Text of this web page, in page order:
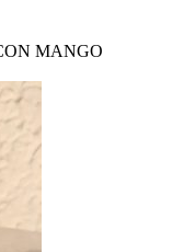
MANGO